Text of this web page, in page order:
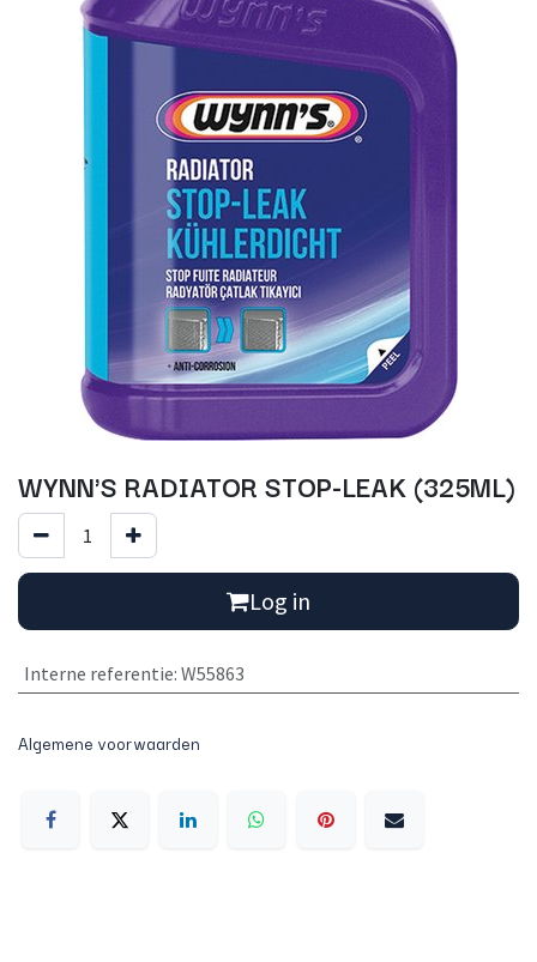
WYNN'S RADIATOR STOP-LEAK (325ML)
Log in
Interne referentie: W55863
Algemene voorwaarden